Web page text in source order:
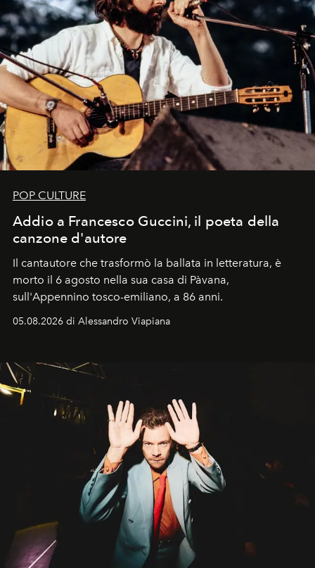
POP CULTURE
Addio a Francesco Guccini, il poeta della
canzone d'autore
Il cantautore che trasformò la ballata in letteratura, è
morto il 6 agosto nella sua casa di Pàvana,
sull'Appennino tosco-emiliano, a 86 anni.
05.08.2026 di Alessandro Viapiana